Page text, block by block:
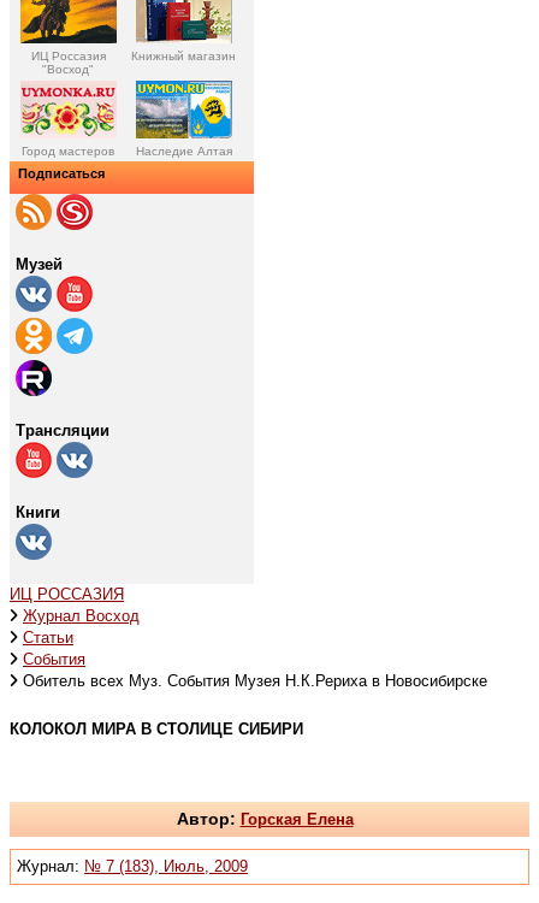
ИЦ Россазия
"Восход"
Книжный магазин
Город мастеров Наследие Алтая
Подписаться
Музей
Трансляции
Книги
ИЦ РОССАЗИЯ
Журнал Восход
Статьи
События
Обитель всех Муз. События Музея Н.К.Рериха в Новосибирске
КОЛОКОЛ МИРА В СТОЛИЦЕ СИБИРИ
Автор: Горская Елена
Журнал: № 7 (183), Июль, 2009